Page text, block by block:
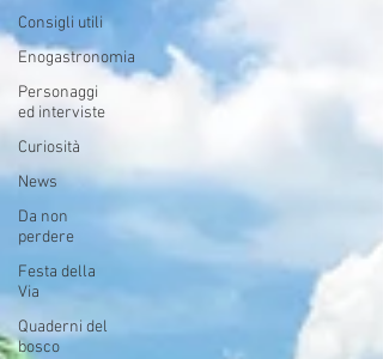
Consigli utili
Enogastronomia
Personaggi
ed interviste
Curiosità
News
Da non
perdere
Festa della
Via
Quaderni del
bosco